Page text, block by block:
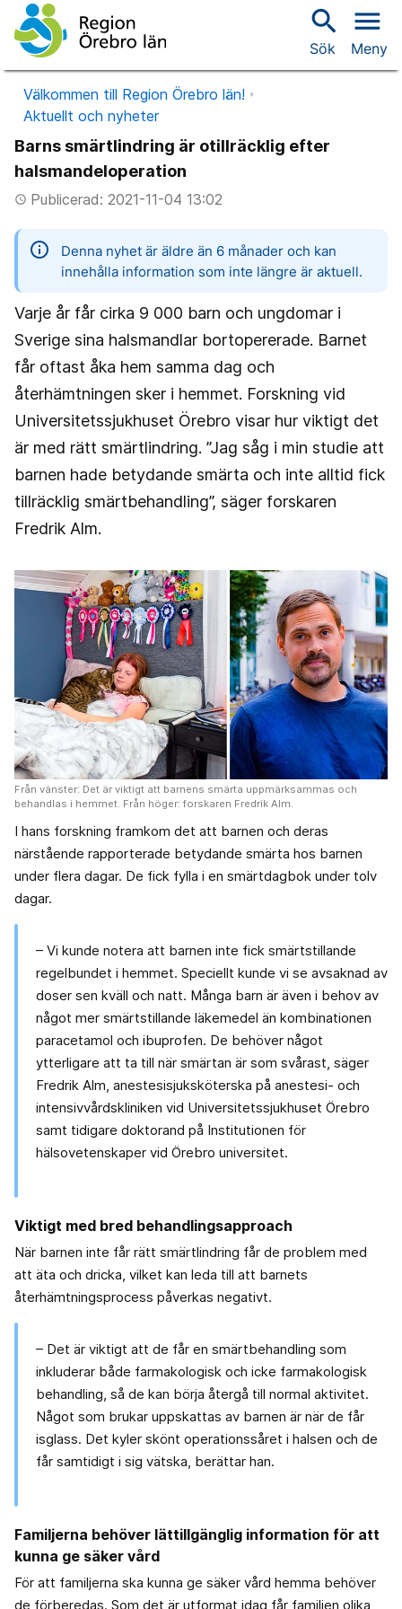
search
Sök
menu
Meny
Välkommen till Region Örebro län!
Aktuellt och nyheter
Barns smärtlindring är otillräcklig efter
halsmandeloperation
access_timePublicerad: 2021-11-04 13:02
information
Denna nyhet är äldre än 6 månader och kan
innehålla information som inte längre är aktuell.
Varje år får cirka 9 000 barn och ungdomar i
Sverige sina halsmandlar bortopererade. Barnet
får oftast åka hem samma dag och
återhämtningen sker i hemmet. Forskning vid
Universitetssjukhuset Örebro visar hur viktigt det
är med rätt smärtlindring. ”Jag såg i min studie att
barnen hade betydande smärta och inte alltid fick
tillräcklig smärtbehandling”, säger forskaren
Fredrik Alm.
Från vänster: Det är viktigt att barnens smärta uppmärksammas och
behandlas i hemmet. Från höger: forskaren Fredrik Alm.
I hans forskning framkom det att barnen och deras
närstående rapporterade betydande smärta hos barnen
under flera dagar. De fick fylla i en smärtdagbok under tolv
dagar.
– Vi kunde notera att barnen inte fick smärtstillande
regelbundet i hemmet. Speciellt kunde vi se avsaknad av
doser sen kväll och natt. Många barn är även i behov av
något mer smärtstillande läkemedel än kombinationen
paracetamol och ibuprofen. De behöver något
ytterligare att ta till när smärtan är som svårast, säger
Fredrik Alm, anestesisjuksköterska på anestesi- och
intensivvårdskliniken vid Universitetssjukhuset Örebro
samt tidigare doktorand på Institutionen för
hälsovetenskaper vid Örebro universitet.
Viktigt med bred behandlingsapproach
När barnen inte får rätt smärtlindring får de problem med
att äta och dricka, vilket kan leda till att barnets
återhämtningsprocess påverkas negativt.
– Det är viktigt att de får en smärtbehandling som
inkluderar både farmakologisk och icke farmakologisk
behandling, så de kan börja återgå till normal aktivitet.
Något som brukar uppskattas av barnen är när de får
isglass. Det kyler skönt operationssåret i halsen och de
får samtidigt i sig vätska, berättar han.
Familjerna behöver lättillgänglig information för att
kunna ge säker vård
För att familjerna ska kunna ge säker vård hemma behöver
de förberedas. Som det är utformat idag får familjen olika